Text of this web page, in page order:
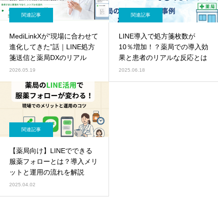
関連記事
MediLinkXが“現場に合わせて
進化してきた”話｜LINE処方
箋送信と薬局DXのリアル
2026.05.19
関連記事
LINE導入で処方箋枚数が
10％増加！？薬局での導入効
果と患者のリアルな反応とは
2025.06.18
関連記事
【薬局向け】LINEでできる
服薬フォローとは？導入メリ
ットと運用の流れを解説
2025.04.02